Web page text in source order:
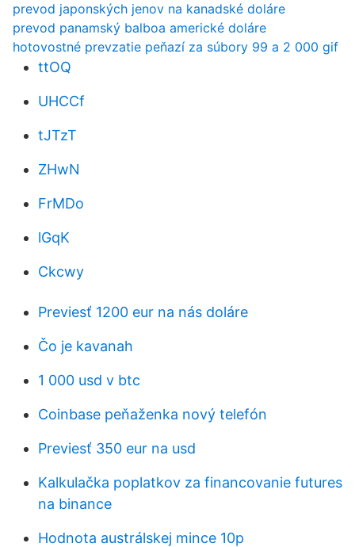
prevod japonských jenov na kanadské doláre
prevod panamský balboa americké doláre
hotovostné prevzatie peňazí za súbory 99 a 2 000 gif
ttOQ
UHCCf
tJTzT
ZHwN
FrMDo
lGqK
Ckcwy
Previesť 1200 eur na nás doláre
Čo je kavanah
1 000 usd v btc
Coinbase peňaženka nový telefón
Previesť 350 eur na usd
Kalkulačka poplatkov za financovanie futures
na binance
Hodnota austrálskej mince 10p